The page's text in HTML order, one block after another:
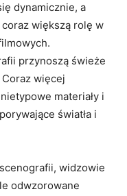
dynamicznie, a
większą rolę w
przynoszą świeże
więcej
materiały i
światła ⁣i
widzowie
odwzorowane